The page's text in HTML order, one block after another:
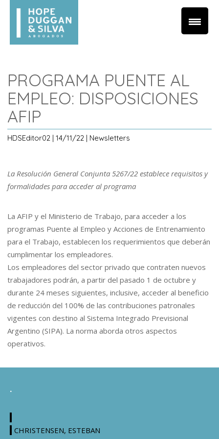
PROGRAMA PUENTE AL
EMPLEO: DISPOSICIONES
AFIP
HDSEditor02 | 14/11/22 | Newsletters
La Resolución General Conjunta 5267/22 establece requisitos y
formalidades para acceder al programa
La AFIP y el Ministerio de Trabajo, para acceder a los
programas Puente al Empleo y Acciones de Entrenamiento
para el Trabajo, establecen los requerimientos que deberán
cumplimentar los empleadores.
Los empleadores del sector privado que contraten nuevos
trabajadores podrán, a partir del pasado 1 de octubre y
durante 24 meses siguientes, inclusive, acceder al beneficio
de reducción del 100% de las contribuciones patronales
vigentes con destino al Sistema Integrado Previsional
Argentino (SIPA). La norma aborda otros aspectos
operativos.
.
CHRISTENSEN, ESTEBAN